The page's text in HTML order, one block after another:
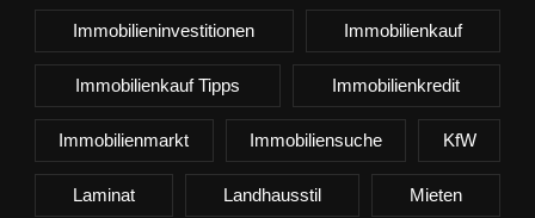
Immobilieninvestitionen Immobilienkauf
Immobilienkauf Tipps Immobilienkredit
Immobilienmarkt Immobiliensuche KfW
Laminat Landhausstil Mieten